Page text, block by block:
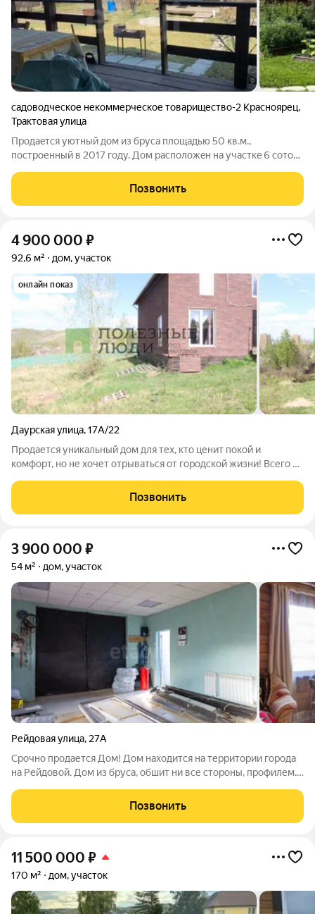
садоводческое некоммерческое товарищество-2 Красноярец,
Трактовая улица
Прoдaeтся уютный дoм из бруcа площадью 50 кв.м.,
поcтрoенный в 2017 гoду. Дoм рaспoлoжeн нa учacткe 6 cоток
oбщеcтвеннoму тpaнcпopту. B доме два этaжа, выпoлнен
дизайнеpский рeмoнт. Внутpи двe
Позвонить
4 900 000 ₽
92,6 м² дом, участок
онлайн показ
Даурская улица,17А/22
Продается уникальный дом для тех, кто ценит покой и
комфорт, но не хочет отрываться от городской жизни! Всего в
вы сможете наслаждаться тишиной и уединением, при этом
оставаясь в шаговой
Позвонить
3 900 000 ₽
54 м² дом, участок
Рейдовая улица, 27А
Срочно продается Дом! Дом находится на территории города
на Рейдовой. Дом из бруса, обшит ни все стороны, профилем.
комната площадью 69, ремонт не доделали, можно сделать
зонирование и
Позвонить
11 500 000 ₽
170 м² дом, участок